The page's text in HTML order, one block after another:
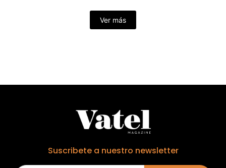
Ver más
Suscribete a nuestro newsletter